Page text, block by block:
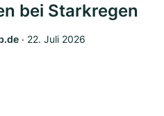
bei Starkregen
‧ 22. Juli 2026